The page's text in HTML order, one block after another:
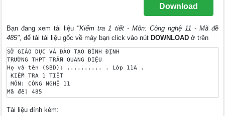
Download
Bạn đang xem tài liệu "Kiểm tra 1 tiết - Môn: Công nghệ 11 - Mã đề
485", để tải tài liệu gốc về máy bạn click vào nút DOWNLOAD ở trên
SỞ GIÁO DỤC VÀ ĐÀO TẠO BÌNH ĐỊNH
TRƯỜNG THPT TRẦN QUANG DIỆU
Họ và tên (SBD): .......... . Lớp 11A .
KIỂM TRA 1 TIẾT
MÔN: CÔNG NGHỆ 11
Mã đề: 485
I. PHẦN TRẮC NGHIỆM (6 điểm): chọn câu trả lời đúng nhất
Tài liệu đính kèm: